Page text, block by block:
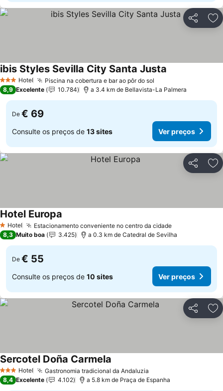
Partilhar
3 EstrelasHotel Piscina na cobertura e bar ao pôr do sol
ibis Styles Sevilla City Santa Justa
8,9 Excelente 10.784 a 3.4 km de Bellavista-La Palmera
De € 69
Consulte os preços de 13 sites Ver preços
Partilhar
1 Estrelas
Hotel Estacionamento conveniente no centro da cidadeVer preços
Hotel Europa
8,3 Muito boa 3.425 a 0.3 km de Catedral de Sevilha
De € 55
Consulte os preços de 10 sites Ver preços
Partilhar
3 EstrelasHotel Gastronomia tradicional da Andaluzia
Sercotel Doña Carmela
8,4 Excelente 4.102 a 5.8 km de Praça de Espanha